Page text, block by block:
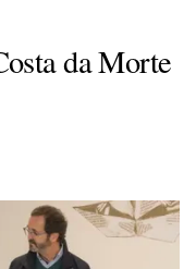
da Morte